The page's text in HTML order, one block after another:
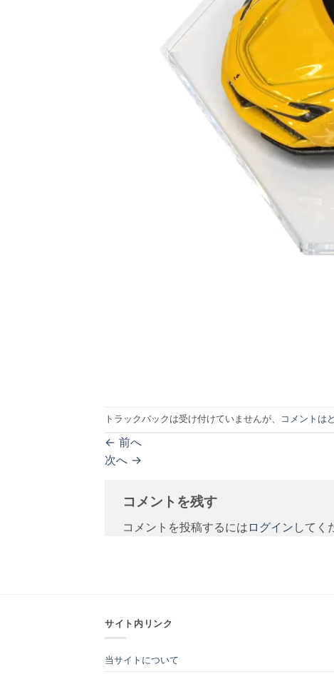
トラックバックは受け付けていませんが、 コメントは
← 前へ
次へ →
コメントを残す
コメントを投稿するには ログイン してく
サイト内リンク
当サイトについて